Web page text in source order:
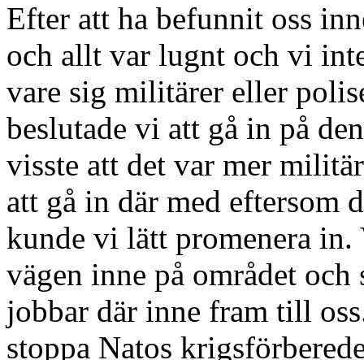
Efter att ha befunnit oss
och allt var lugnt och vi
vare sig militärer eller
beslutade vi att gå in på
visste att det var mer
att gå in där med eftersom
kunde vi lätt promenera in.
vägen inne på området
jobbar där inne fram till
stoppa Natos